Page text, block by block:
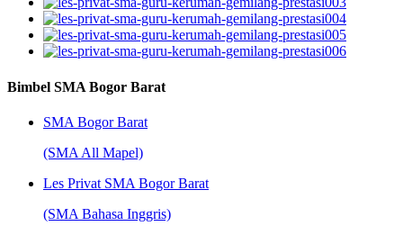
Bimbel SMA Bogor Barat
SMA Bogor Barat
(SMA All Mapel)
Les Privat SMA Bogor Barat
(SMA Bahasa Inggris)